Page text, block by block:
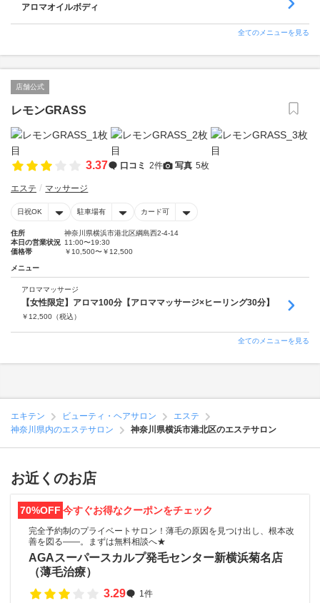
アロマオイルボディ
全てのメニューを見る
店舗公式
レモンGRASS
3.37 口コミ 2件 写真 5枚
エステ マッサージ
日祝OK 駐車場有 カード可
住所
神奈川県横浜市港北区綱島西2-4-14
本日の営業状況 11:00〜19:30
価格帯
￥10,500〜￥12,500
メニュー
アロママッサージ
【女性限定】アロマ100分【アロママッサージ×ヒーリング30分】
￥ 12,500 （税込）
全てのメニューを見る
エキテン ビューティ・ヘアサロン
エステ
神奈川県内のエステサロン
神奈川県横浜市港北区のエステサロン
お近くのお店
70%OFF 今すぐお得なクーポンをチェック
完全予約制のプライベートサロン！薄毛の原因を見つけ出し、根本改
善を図る――。まずは無料相談へ★
AGAスーパースカルプ発毛センター新横浜菊名店
（薄毛治療）
3.29
1件